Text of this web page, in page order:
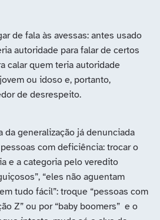
de fala às avessas: antes usado
autoridade para falar de certos
calar quem teria autoridade
ou idoso e, portanto,
de desrespeito.
da generalização já denunciada
com deficiência: trocar o
e a categoria pelo veredito
“eles não aguentam
tudo fácil”: troque “pessoas com
Z” ou por “baby boomers” e o